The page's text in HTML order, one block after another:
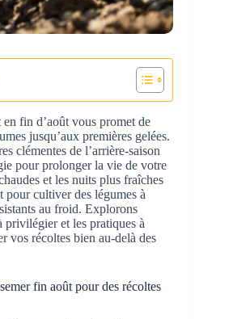
fin d’août vous promet de
jusqu’aux premières gelées.
clémentes de l’arrière-saison
pour prolonger la vie de votre
et les nuits plus fraîches
pour cultiver des légumes à
au froid. Explorons
privilégier et les pratiques à
vos récoltes bien au-delà des
fin août pour des récoltes